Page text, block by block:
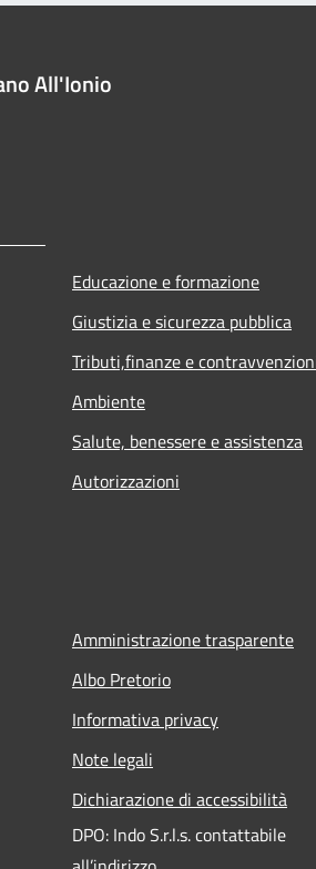
All'Ionio
Educazione e formazione
Giustizia e sicurezza pubblica
Tributi,finanze e
Ambiente
Salute, benessere e assistenza
Autorizzazioni
Amministrazione trasparente
Albo Pretorio
Informativa privacy
Note legali
Dichiarazione di accessibilità
DPO: Indo S.r.l.s. contattabile